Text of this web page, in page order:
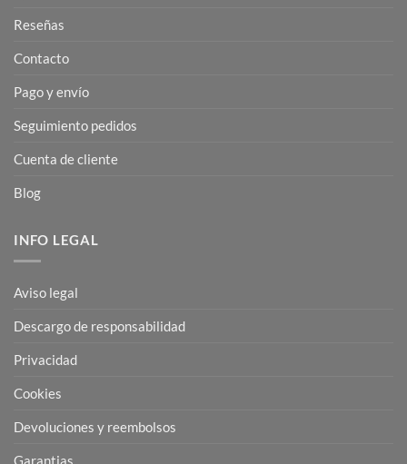
Reseñas
Contacto
Pago y envío
Seguimiento pedidos
Cuenta de cliente
Blog
INFO LEGAL
Aviso legal
Descargo de responsabilidad
Privacidad
Cookies
Devoluciones y reembolsos
Garantias